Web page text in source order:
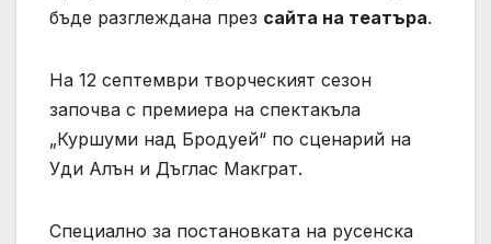
бъде разглеждана през сайта на театъра.
На 12 септември творческият сезон
започва с премиера на спектакъла
„Куршуми над Бродуей“ по сценарий на
Уди Алън и Дъглас Макграт.
Специално за постановката на русенска